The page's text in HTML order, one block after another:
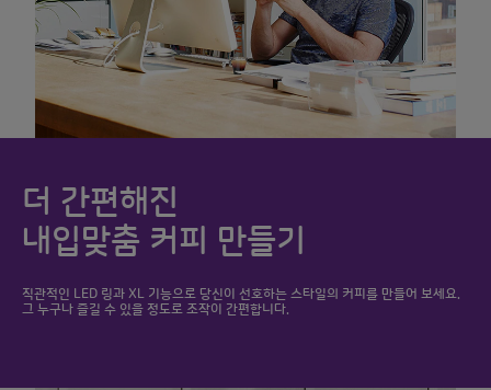
더 간편해진
내입맞춤 커피 만들기
직관적인 LED 링과 XL 기능으로 당신이 선호하는 스타일의 커피를 만들어 보세요.
그 누구나 즐길 수 있을 정도로 조작이 간편합니다.